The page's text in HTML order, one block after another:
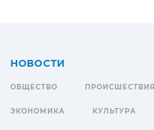
НОВОСТИ
ОБЩЕСТВО ПРОИСШЕСТВИЯ
ЭКОНОМИКА КУЛЬТУРА